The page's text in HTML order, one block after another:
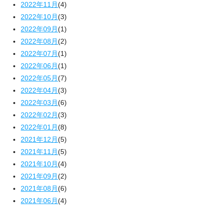
2022年11月(4)
2022年10月(3)
2022年09月(1)
2022年08月(2)
2022年07月(1)
2022年06月(1)
2022年05月(7)
2022年04月(3)
2022年03月(6)
2022年02月(3)
2022年01月(8)
2021年12月(5)
2021年11月(5)
2021年10月(4)
2021年09月(2)
2021年08月(6)
2021年06月(4)